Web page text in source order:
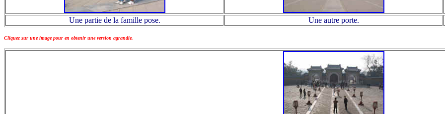
Une partie de la famille pose. Une autre porte.
Cliquez sur une image pour en obtenir une version agrandie.